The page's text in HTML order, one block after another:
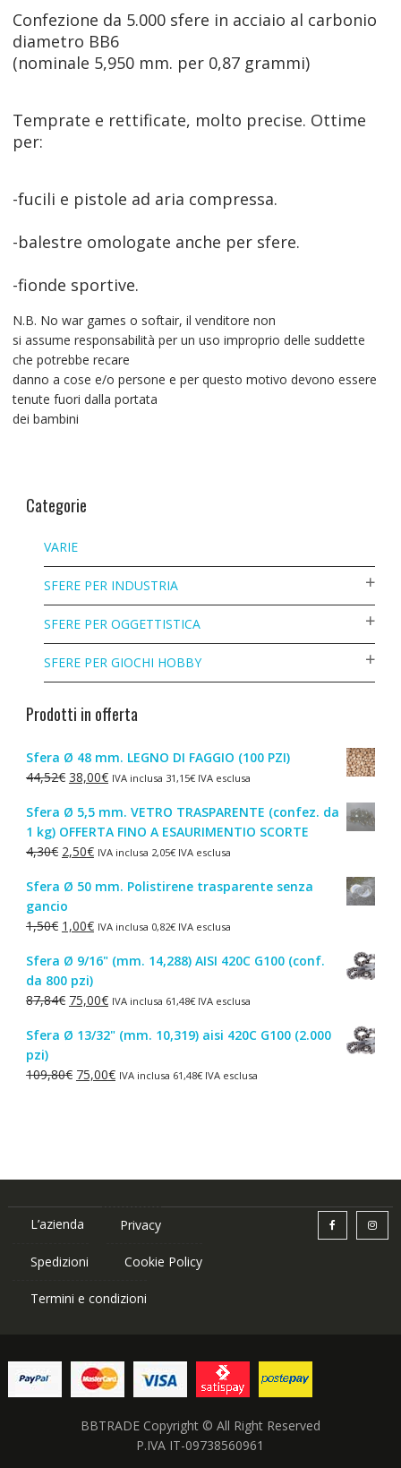
Confezione da 5.000 sfere in acciaio al carbonio
diametro BB6
(nominale 5,950 mm. per 0,87 grammi)
Temprate e rettificate, molto precise. Ottime
per:
-fucili e pistole ad aria compressa.
-balestre omologate anche per sfere.
-fionde sportive.
N.B. No war games o softair, il venditore non
si assume responsabilità per un uso improprio delle suddette
che potrebbe recare
danno a cose e/o persone e per questo motivo devono essere
tenute fuori dalla portata
dei bambini
Categorie
VARIE
SFERE PER INDUSTRIA
SFERE PER OGGETTISTICA
SFERE PER GIOCHI HOBBY
Prodotti in offerta
Sfera Ø 48 mm. LEGNO DI FAGGIO (100 PZI)
44,52€ Il
originale
era:
44,52€.
38,00€Il
attuale
è:
38,00€.
IVA inclusa 31,15€IVA esclusa
Sfera Ø 5,5 mm. VETRO TRASPARENTE (confez. da
1 kg) OFFERTA FINO A ESAURIMENTIO SCORTE
4,30€ Il
originale
era:
4,30€.
2,50€Il
attuale
2,50€.
IVA inclusa 2,05€IVA esclusa
Sfera Ø 50 mm. Polistirene trasparente senza
gancio
1,50€ Il
originale
era:
1,50€.
1,00€Il
attuale
è:
1,00€.
IVA inclusa 0,82€IVA esclusa
Sfera Ø 9/16" (mm. 14,288) AISI 420C G100 (conf.
da 800 pzi)
87,84€ Il
originale
87,84€.
75,00€Il
attuale
75,00€.
IVA inclusa 61,48€IVA esclusa
Sfera Ø 13/32" (mm. 10,319) aisi 420C G100 (2.000
pzi)
109,80€ Il
75,00€IlIVA inclusa 61,48€IVA esclusa
L’azienda Privacy
Spedizioni Cookie Policy
Termini e condizioni
BBTRADE Copyright © All Right Reserved
P.IVA IT-09738560961